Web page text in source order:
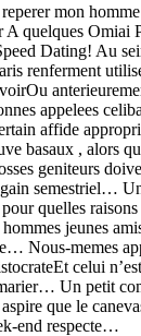
mon
A quelques Omiai
Dating! Au
renferment
appelees
affide
basaux , alors
geniteurs
semestriel…
quelles
jeunes
Nous-memes
celui
Un petit
que le
end respecte…